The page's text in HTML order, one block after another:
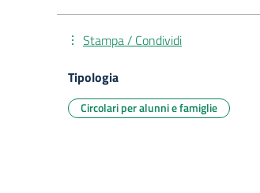
Stampa / Condividi
Tipologia
Circolari per alunni e famiglie